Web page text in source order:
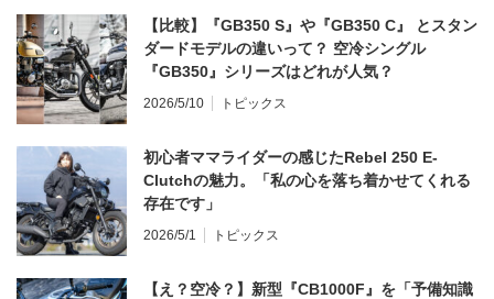
【比較】『GB350 S』や『GB350 C』 とスタン
ダードモデルの違いって？ 空冷シングル
『GB350』シリーズはどれが人気？
2026/5/10 トピックス
初心者ママライダーの感じたRebel 250 E-
Clutchの魅力。「私の心を落ち着かせてくれる
存在です」
2026/5/1 トピックス
【え？空冷？】新型『CB1000F』を「予備知識